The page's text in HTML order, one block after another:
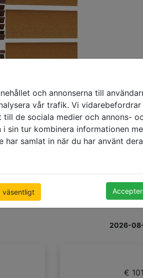
och annonserna till
vår trafik. Vi vidarebefordrar
de sociala medier och annons-
sin tur kombinera informationen
samlat in när du har använt
väsentligt
2026-
€